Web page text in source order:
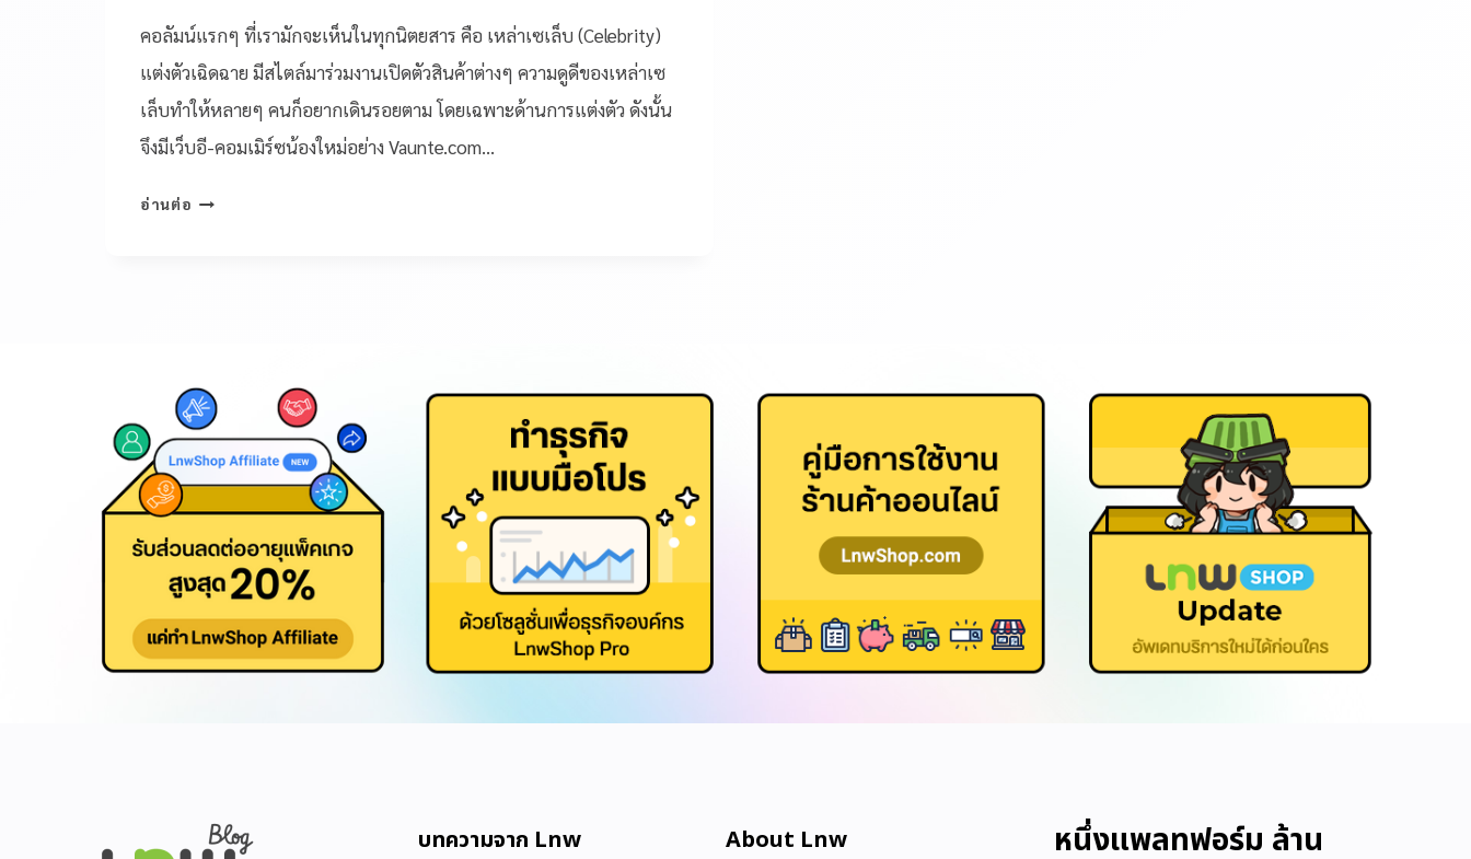
คอลัมน์แรกๆ ที่เรามักจะเห็นในทุกนิตยสาร คือ เหล่าเซเล็บ (Celebrity)
แต่งตัวเฉิดฉาย มีสไตล์มาร่วมงานเปิดตัวสินค้าต่างๆ ความดูดีของเหล่าเซ
เล็บทำให้หลายๆ คนก็อยากเดินรอยตาม โดยเฉพาะด้านการแต่งตัว ดังนั้น
จึงมีเว็บอี-คอมเมิร์ซน้องใหม่อย่าง Vaunte.com…
อ่านต่อ
บทความจาก Lnw About Lnw​
หนึ่งแพลทฟอร์ม ล้าน